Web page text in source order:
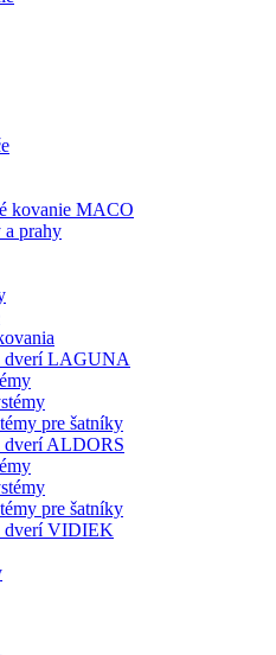
kovanie MACO
a prahy
dverí LAGUNA
pre šatníky
dverí ALDORS
pre šatníky
dverí VIDIEK